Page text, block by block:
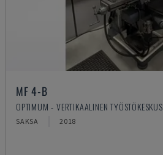
MF 4-B
OPTIMUM - VERTIKAALINEN TYÖSTÖKESKUS
SAKSA 2018